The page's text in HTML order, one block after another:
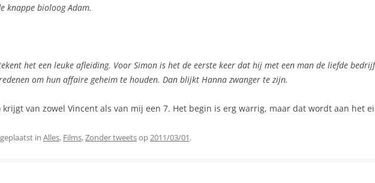
knappe bioloog Adam.
het een leuke afleiding. Voor Simon is het de eerste keer dat hij met een man de liefde
om hun affaire geheim te houden. Dan blijkt Hanna zwanger te zijn.
krijgt van zowel Vincent als van mij een 7. Het begin is erg warrig, maar dat wordt aan het
in Alles, Films,Zonder tweetsop2011/03/01.